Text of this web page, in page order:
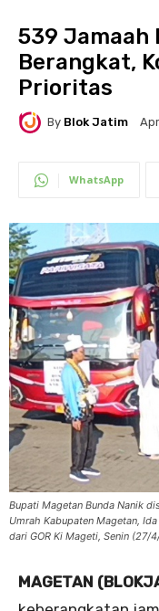
539 Jamaah
Berangkat,
Prioritas
By Blok Jatim
WhatsApp
Bupati Magetan Bunda Nanik
Umrah Kabupaten Magetan,
dari GOR Ki Mageti, Senin
MAGETAN